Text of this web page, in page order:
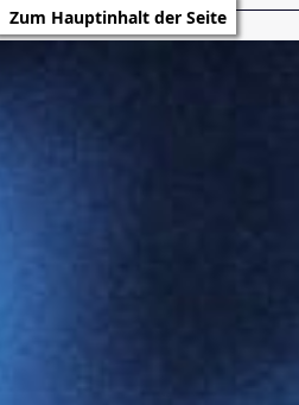
Zum Hauptinhalt der Seite